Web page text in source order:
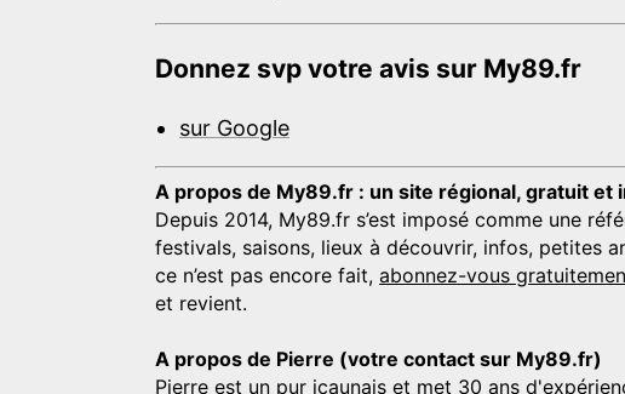
Donnez svp votre avis sur My89.fr
sur Google
A propos de My89.fr : un site régional, gratuit et
Depuis 2014, My89.fr s’est imposé comme une
festivals, saisons, lieux à découvrir, infos, petites
ce n’est pas encore fait, abonnez-vous
et revient.
A propos de Pierre (votre contact sur My89.fr)
Pierre est un pur icaunais et met 30 ans